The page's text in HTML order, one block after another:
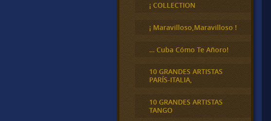
¡ COLLECTION
¡ Maravilloso,Maravilloso !
… Cuba Cómo Te Añoro!
10 GRANDES ARTISTAS
PARÍS-ITALIA,
10 GRANDES ARTISTAS
TANGO